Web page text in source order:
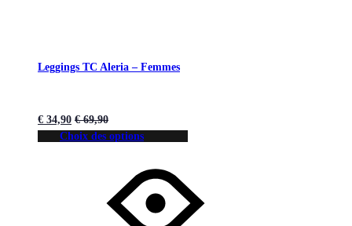
Leggings TC Aleria – Femmes
€ 34,90 €69,90
Choix des options